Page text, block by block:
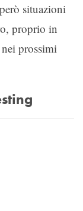
situazioni
proprio in
prossimi